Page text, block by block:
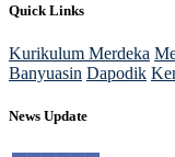
Quick Links
Kurikulum Merdeka
Banyuasin Dapodik
News Update